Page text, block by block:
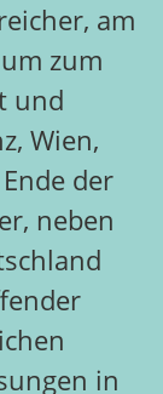
am
zum
und
Wien,
der
neben
in